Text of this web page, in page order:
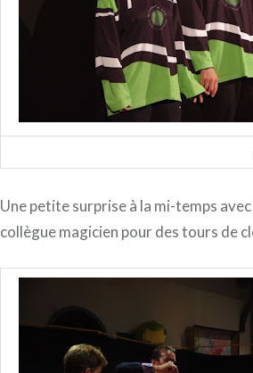
Une petite surprise à la mi-temps
collègue magicien pour des tours de